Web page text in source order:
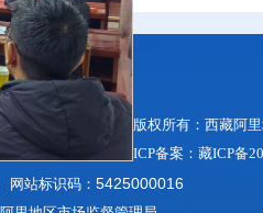
版权所有：西藏阿
ICP备案：藏ICP备
网站标识码：5425000016